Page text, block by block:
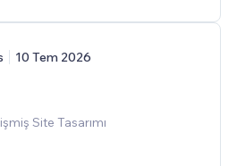
10 Tem 2026
Site Tasarımı